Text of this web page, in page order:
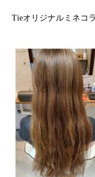
Tieオリジナルミネコ